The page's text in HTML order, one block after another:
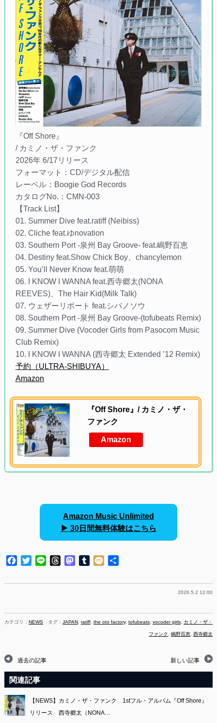
『Off Shore』
/ カミノ・ザ・ファンク
2026年 6/17リリース
フォーマット：CD/デジタル配信
レーベル：Boogie God Records
カタログNo.：CMN-003
【Track List】
01. Summer Dive feat.ratiff (Neibiss)
02. Cliche feat.ゆnovation
03. Southern Port -泉州 Bay Groove- feat.嶋野百恵
04. Destiny feat.Show Chick Boy、chancylemon
05. You’ll Never Know feat.萌萌
06. I KNOW I WANNA feat.西寺郷太(NONA
REEVES)、The Hair Kid(Milk Talk)
07. ウェザーリポート feat.シバノソウ
08. Southern Port -泉州 Bay Groove-(tofubeats Remix)
09. Summer Dive (Vocoder Girls from Pasocom Music
Club Remix)
10. I KNOW I WANNA (西寺郷太 Extended ’12 Remix)
予約（ULTRA-SHIBUYA）
Amazon
『Off Shore』/ カミノ・ザ・
ファンク
Amazon
Amazon Music Unlimited
▶︎ 30日間無料体験はこちら
Facebook
TwitterLine ThreadsMastodon
Tumblr
Mixi
2026.5.2 12:00
カテゴリ：NEWS タグ：JAPAN ,ratiff ,the oto factory,tofubeats ,vocoder girls カミノ・ザ・
ファンク ,嶋野百恵 ,西寺郷太
過去の記事 新しい記事
関連記事
【NEWS】カミノ・ザ・ファンク 1stフル・アルバム『Off Shore』
リリース 西寺郷太（NONA…